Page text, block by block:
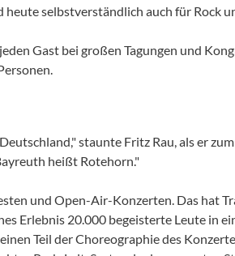
selbstverständlich auch für Rock
Gast bei großen Tagungen und
staunte Fritz Rau, als er
heißt Rotehorn."
und Open-Air-Konzerten. Das hat
Erlebnis 20.000 begeisterte Leute in
Teil der Choreographie des